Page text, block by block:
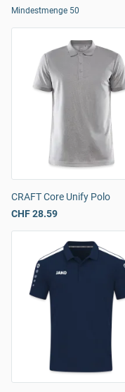
Mindestmenge 50
CRAFT Core Unify Polo
CHF 28.59